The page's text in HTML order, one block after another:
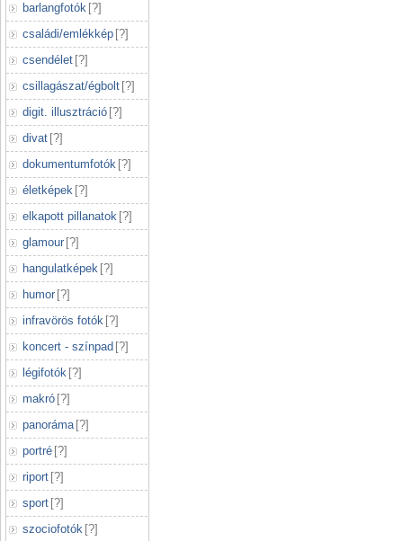
barlangfotók [?]
családi/emlékkép [?]
csendélet [?]
csillagászat/égbolt [?]
digit. illusztráció [?]
divat [?]
dokumentumfotók [?]
életképek [?]
elkapott pillanatok [?]
glamour [?]
hangulatképek [?]
humor [?]
infravörös fotók [?]
koncert - színpad [?]
légifotók [?]
makró [?]
panoráma [?]
portré [?]
riport [?]
sport [?]
szociofotók [?]